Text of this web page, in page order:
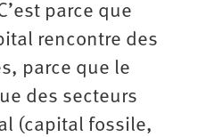
parce que
rencontre des
parce que le
des secteurs
(capital fossile,